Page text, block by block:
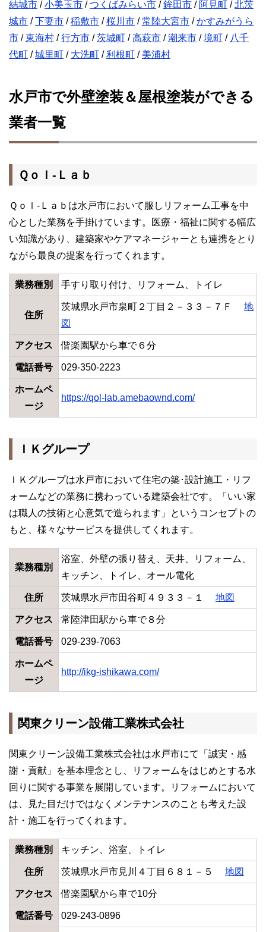
結城市 /小美玉市 /つくばみらい市 /鉾田市 / 阿見町 /北茨
城市 /下妻市 /稲敷市 /桜川市 /常陸大宮市 /かすみがうら
市 /東海村 /行方市 /茨城町 /高萩市 /潮来市 /境町 / 八千
代町 /城里町 / 大洗町 /利根町 / 美浦村
水戸市で外壁塗装＆屋根塗装ができる
業者一覧
Ｑｏｌ‐Ｌａｂ
Ｑｏｌ‐Ｌａｂは水戸市において服しリフォーム工事を中
心とした業務を手掛けています。医療・福祉に関する幅広
い知識があり、建築家やケアマネージャーとも連携をとり
ながら最良の提案を行ってくれます。
業務種別 手すり取り付け、リフォーム、トイレ
住所
茨城県水戸市泉町２丁目２－３３－７Ｆ 地
図
アクセス 偕楽園駅から車で６分
電話番号 029-350-2223
ホームペ
ージ
https://qol-lab.amebaownd.com/
ＩＫグループ
ＩＫグループは水戸市において住宅の築･設計施工・リフ
ォームなどの業務に携わっている建築会社です。「いい家
は職人の技術と心意気で造られます」というコンセプトの
もと、様々なサービスを提供してくれます。
業務種別
浴室、外壁の張り替え、天井、リフォーム、
キッチン、トイレ、オール電化
住所 茨城県水戸市田谷町４９３３－１ 地図
アクセス 常陸津田駅から車で８分
電話番号 029-239-7063
ホームペ
ージ
http://ikg-ishikawa.com/
関東クリーン設備工業株式会社
関東クリーン設備工業株式会社は水戸市にて「誠実・感
謝・貢献」を基本理念とし、リフォームをはじめとする水
回りに関する事業を展開しています。リフォームにおいて
は、見た目だけではなくメンテナンスのことも考えた設
計・施工を行ってくれます。
業務種別 キッチン、浴室、トイレ
住所 茨城県水戸市見川４丁目６８１－５ 地図
アクセス 偕楽園駅から車で10分
電話番号 029-243-0896